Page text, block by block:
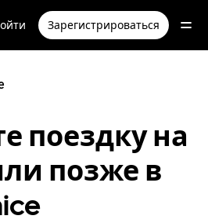
Зарегистрироваться
поездку на
позже в